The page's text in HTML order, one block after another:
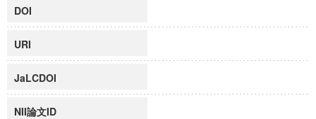
DOI
URI
JaLCDOI
NII論文ID